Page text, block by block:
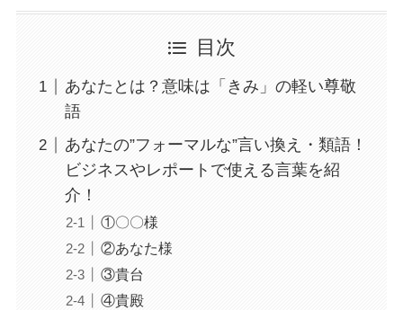
目次
あなたとは？意味は「きみ」の軽い尊敬
語
あなたの”フォーマルな”言い換え・類語！
ビジネスやレポートで使える言葉を紹
介！
①〇〇様
②あなた様
③貴台
④貴殿